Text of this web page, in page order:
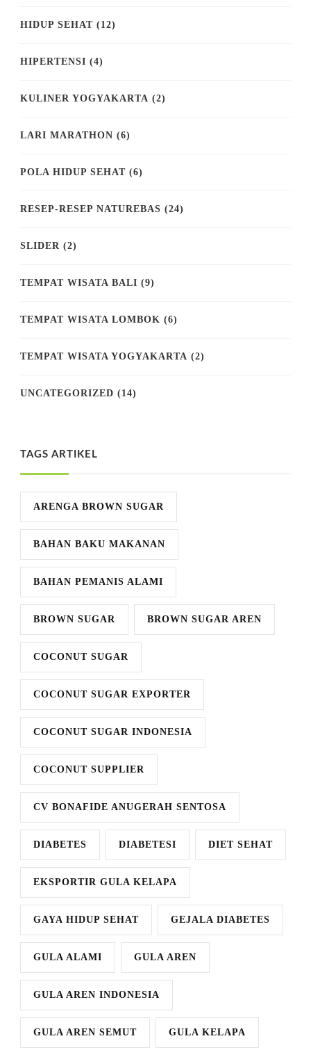
HIDUP SEHAT (12)
HIPERTENSI (4)
KULINER YOGYAKARTA (2)
LARI MARATHON (6)
POLA HIDUP SEHAT (6)
RESEP-RESEP NATUREBAS (24)
SLIDER (2)
TEMPAT WISATA BALI (9)
TEMPAT WISATA LOMBOK (6)
TEMPAT WISATA YOGYAKARTA (2)
UNCATEGORIZED (14)
TAGS ARTIKEL
ARENGA BROWN SUGAR
BAHAN BAKU MAKANAN
BAHAN PEMANIS ALAMI
BROWN SUGAR BROWN SUGAR AREN
COCONUT SUGAR
COCONUT SUGAR EXPORTER
COCONUT SUGAR INDONESIA
COCONUT SUPPLIER
CV BONAFIDE ANUGERAH SENTOSA
DIABETES DIABETESI DIET SEHAT
EKSPORTIR GULA KELAPA
GAYA HIDUP SEHAT GEJALA DIABETES
GULA ALAMI GULA AREN
GULA AREN INDONESIA
GULA AREN SEMUT GULA KELAPA